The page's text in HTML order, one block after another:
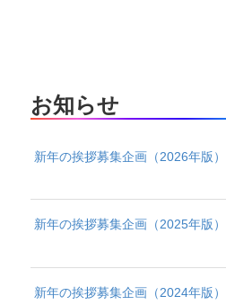
お知らせ
新年の挨拶募集企画（2026年版）
新年の挨拶募集企画（2025年版）
新年の挨拶募集企画（2024年版）